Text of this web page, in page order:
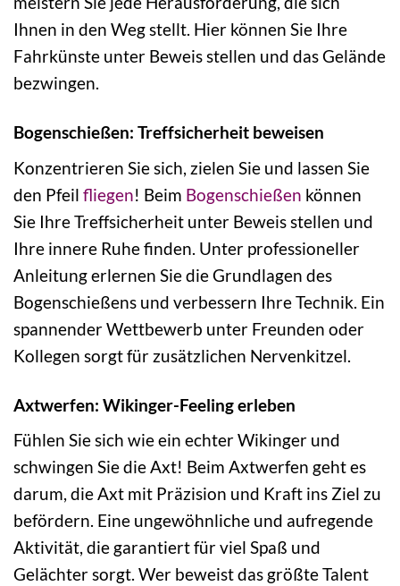
Ihnen in den Weg stellt. Hier können Sie Ihre
Fahrkünste unter Beweis stellen und das Gelände
bezwingen.
Bogenschießen: Treffsicherheit beweisen
Konzentrieren Sie sich, zielen Sie und lassen Sie
den Pfeil fliegen! Beim Bogenschießen können
Sie Ihre Treffsicherheit unter Beweis stellen und
Ihre innere Ruhe finden. Unter professioneller
Anleitung erlernen Sie die Grundlagen des
Bogenschießens und verbessern Ihre Technik. Ein
spannender Wettbewerb unter Freunden oder
Kollegen sorgt für zusätzlichen Nervenkitzel.
Axtwerfen: Wikinger-Feeling erleben
Fühlen Sie sich wie ein echter Wikinger und
schwingen Sie die Axt! Beim Axtwerfen geht es
darum, die Axt mit Präzision und Kraft ins Ziel zu
befördern. Eine ungewöhnliche und aufregende
Aktivität, die garantiert für viel Spaß und
Gelächter sorgt. Wer beweist das größte Talent